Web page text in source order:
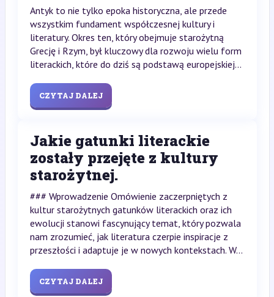
Antyk to nie tylko epoka historyczna, ale przede
wszystkim fundament współczesnej kultury i
literatury. Okres ten, który obejmuje starożytną
Grecję i Rzym, był kluczowy dla rozwoju wielu form
literackich, które do dziś są podstawą europejskiej...
CZYTAJ DALEJ
Jakie gatunki literackie
zostały przejęte z kultury
starożytnej.
### Wprowadzenie Omówienie zaczerpniętych z
kultur starożytnych gatunków literackich oraz ich
ewolucji stanowi fascynujący temat, który pozwala
nam zrozumieć, jak literatura czerpie inspiracje z
przeszłości i adaptuje je w nowych kontekstach. W...
CZYTAJ DALEJ